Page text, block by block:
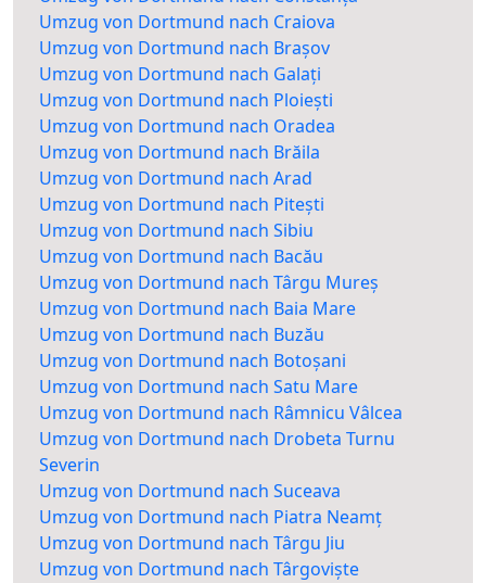
Umzug von Dortmund nach Craiova
Umzug von Dortmund nach Brașov
Umzug von Dortmund nach Galați
Umzug von Dortmund nach Ploiești
Umzug von Dortmund nach Oradea
Umzug von Dortmund nach Brăila
Umzug von Dortmund nach Arad
Umzug von Dortmund nach Pitești
Umzug von Dortmund nach Sibiu
Umzug von Dortmund nach Bacău
Umzug von Dortmund nach Târgu Mureș
Umzug von Dortmund nach Baia Mare
Umzug von Dortmund nach Buzău
Umzug von Dortmund nach Botoșani
Umzug von Dortmund nach Satu Mare
Umzug von Dortmund nach Râmnicu Vâlcea
Umzug von Dortmund nach Drobeta Turnu
Severin
Umzug von Dortmund nach Suceava
Umzug von Dortmund nach Piatra Neamț
Umzug von Dortmund nach Târgu Jiu
Umzug von Dortmund nach Târgoviște